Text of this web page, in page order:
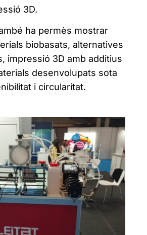
3D.
ha permès mostrar
biobasats, alternatives
impressió 3D amb additius
desenvolupats sota
i circularitat.